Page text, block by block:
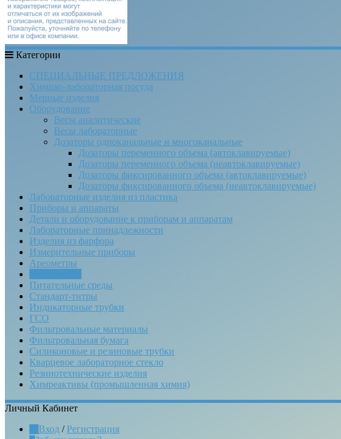
Категории
СПЕЦИАЛЬНЫЕ ПРЕДЛОЖЕНИЯ
Химико-лабораторная посуда
Мерные изделия
Оборудование
Весы аналитические
Весы лабораторные
Дозаторы одноканальные и многоканальные
Дозаторы переменного объема (автоклавируемые)
Дозаторы переменного объема (неавтоклавируемые)
Дозаторы фиксированного объема (автоклавируемые)
Дозаторы фиксированного объема (неавтоклавируемые)
Лабораторные изделия из пластика
Приборы и аппараты
Детали и оборудование к приборам и аппаратам
Лабораторные принадлежности
Изделия из фарфора
Измерительные приборы
Ареометры
Питательные среды
Стандарт-титры
Индикаторные трубки
ГСО
Фильтровальные материалы
Фильтровальная бумага
Силиконовые и резиновые трубки
Кварцевое лабораторное стекло
Резинотехнические изделия
Химреактивы (промышленная химия)
Личный Кабинет
Вход / Регистрация